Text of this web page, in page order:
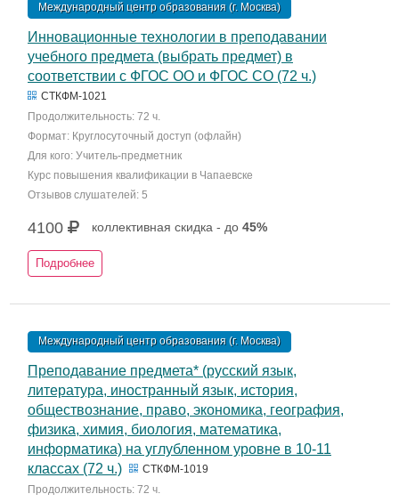
Международный центр образования (г. Москва)
Инновационные технологии в преподавании
учебного предмета (выбрать предмет) в
соответствии с ФГОС ОО и ФГОС СО (72 ч.)
СТКФМ-1021
Продолжительность: 72 ч.
Формат: Круглосуточный доступ (офлайн)
Для кого: Учитель-предметник
Курс повышения квалификации в Чапаевске
Отзывов слушателей: 5
4100 коллективная скидка - до 45%
Подробнее
Международный центр образования (г. Москва)
Преподавание предмета* (русский язык,
литература, иностранный язык, история,
обществознание, право, экономика, география,
физика, химия, биология, математика,
информатика) на углубленном уровне в 10-11
классах (72 ч.)
СТКФМ-1019
Продолжительность: 72 ч.